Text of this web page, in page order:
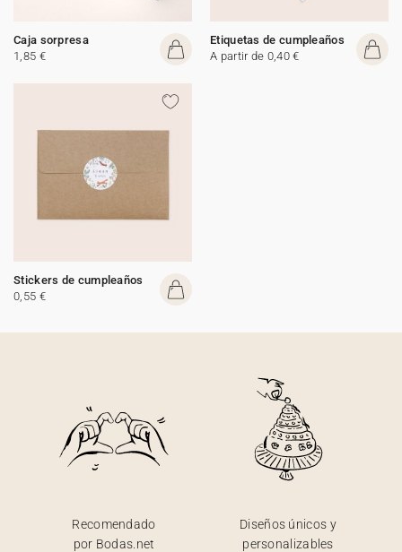
Caja sorpresa
1,85 €
Etiquetas de cumpleaños
A partir de 0,40 €
Stickers de cumpleaños
0,55 €
Recomendado
por Bodas.net
Diseños únicos y
personalizables